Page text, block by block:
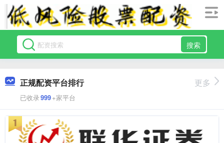
搜索
正规配资平台排行
已收录999+家平台
更多